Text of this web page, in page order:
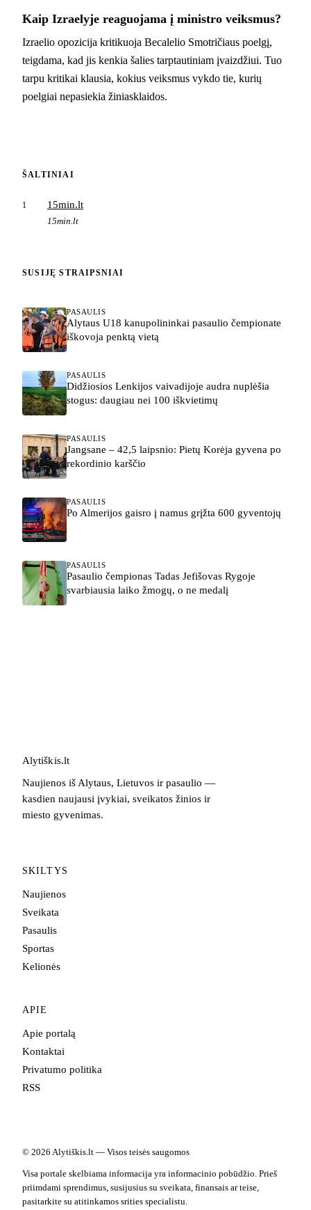
Kaip Izraelyje reaguojama į ministro veiksmus?
Izraelio opozicija kritikuoja Becalelio Smotričiaus poelgį,
teigdama, kad jis kenkia šalies tarptautiniam įvaizdžiui. Tuo
tarpu kritikai klausia, kokius veiksmus vykdo tie, kurių
poelgiai nepasiekia žiniasklaidos.
ŠALTINIAI
1 15min.lt
15min.lt
SUSIJĘ STRAIPSNIAI
PASAULIS
Alytaus U18 kanupolininkai pasaulio čempionate
iškovoja penktą vietą
PASAULIS
Didžiosios Lenkijos vaivadijoje audra nuplėšia
stogus: daugiau nei 100 iškvietimų
PASAULIS
Jangsane – 42,5 laipsnio: Pietų Korėja gyvena po
rekordinio karščio
PASAULIS
Po Almerijos gaisro į namus grįžta 600 gyventojų
PASAULIS
Pasaulio čempionas Tadas Jefišovas Rygoje
svarbiausia laiko žmogų, o ne medalį
Alytiškis.lt
Naujienos iš Alytaus, Lietuvos ir pasaulio —
kasdien naujausi įvykiai, sveikatos žinios ir
miesto gyvenimas.
SKILTYS
Naujienos
Sveikata
Pasaulis
Sportas
Kelionės
APIE
Apie portalą
Kontaktai
Privatumo politika
RSS
© 2026 Alytiškis.lt — Visos teisės saugomos
Visa portale skelbiama informacija yra informacinio pobūdžio. Prieš
priimdami sprendimus, susijusius su sveikata, finansais ar teise,
pasitarkite su atitinkamos srities specialistu.